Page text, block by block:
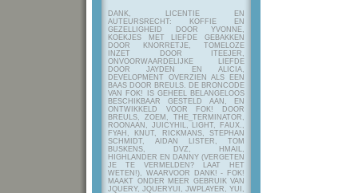
DANK, LICENTIE EN
AUTEURSRECHT: KOFFIE EN
GEZELLIGHEID DOOR YVONNE,
KOEKJES MET LIEFDE GEBAKKEN
DOOR KNORRETJE, TOMELOZE
INZET DOOR ITEEJER,
ONVOORWAARDELIJKE LIEFDE
DOOR JAYDEN EN ALICIA,
DEVELOPMENT OVERZIEN ALS EEN
BAAS DOOR BREULS. DE BRONCODE
VAN FOK! IS GEHEEL BELANGELOOS
BESCHIKBAAR GESTELD AAN, EN
ONTWIKKELD VOOR FOK! DOOR
BREULS, ZOEM, THE_TERMINATOR,
ROONAAN, JUICYHIL, LIGHT, FAUX.,
FYAH, KNUT, RICKMANS, STEPHAN
SCHMIDT, AIDAN LISTER, TOM
BUSKENS, DVZ, HMAIL,
HIGHLANDER EN DANNY (VERGETEN
JE TE VERMELDEN? LAAT HET
WETEN!), WAARVOOR DANK! - FOK!
MAAKT ONDER MEER GEBRUIK VAN
JQUERY, JQUERYUI, JWPLAYER, YUI,